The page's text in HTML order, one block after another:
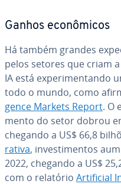
Ganhos econô­mi­cos
Há também grandes
pelos setores que criam
IA está ex­pe­ri­men­tando
todo o mundo, como
gence Markets Report. O
mento do setor dobrou
chegando a US$ 66,8
ra­tiva, in­ves­ti­men­tos
2022, chegando a US$
com o relatório Ar­ti­fi­cial